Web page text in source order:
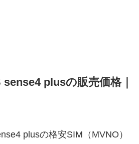
plusの販売価格｜
plusの格安SIM（MVNO）